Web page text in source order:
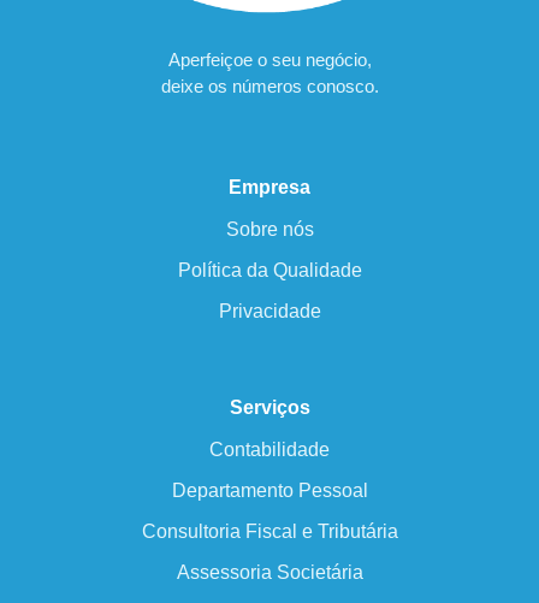
Aperfeiçoe o seu negócio,
deixe os números conosco.
Empresa
Sobre nós
Política da Qualidade
Privacidade
Serviços
Contabilidade
Departamento Pessoal
Consultoria Fiscal e Tributária
Assessoria Societária